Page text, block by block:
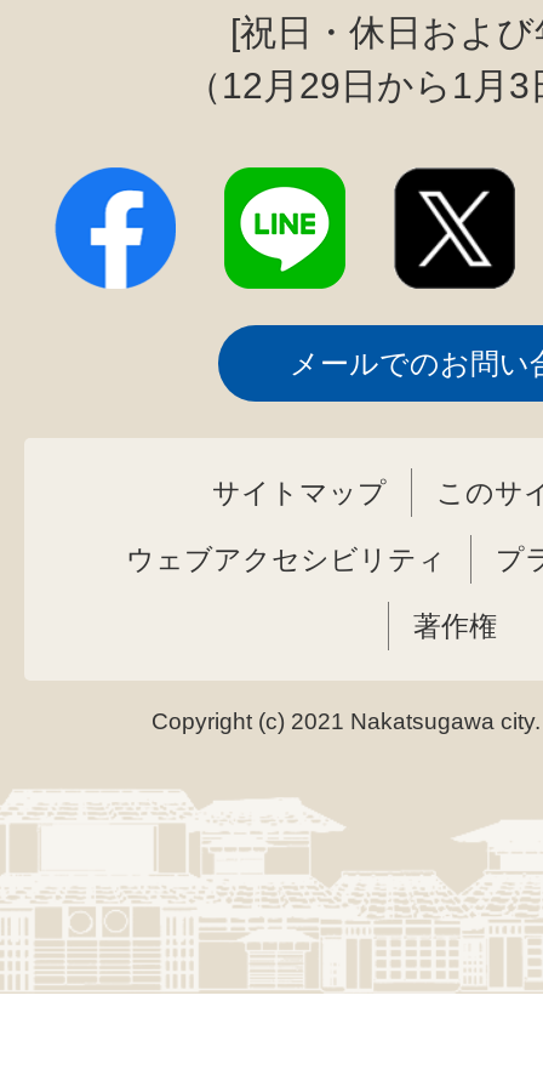
[祝日・休日およ
（12月29日から1月
メールでのお問い
サイトマップ このサ
ウェブアクセシビリティ プ
著作権
Copyright (c) 2021 Nakatsugawa